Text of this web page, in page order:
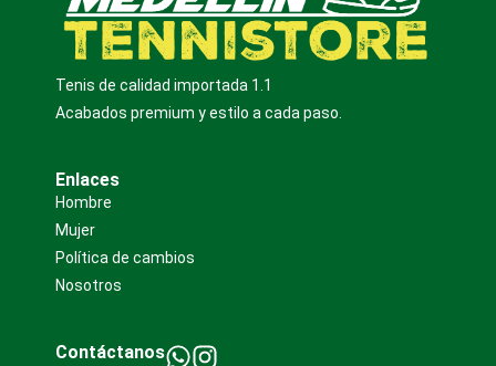
Tenis de calidad importada 1.1
Acabados premium y estilo a cada paso.
Enlaces
Hombre
Mujer
Política de cambios
Nosotros
Contáctanos